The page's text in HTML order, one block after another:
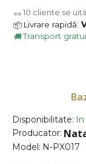
Disponibilitate:
Producator:
Model: N-PX017
👀 10 cliente se
📦 Livrare rapidă:
🚚Transport